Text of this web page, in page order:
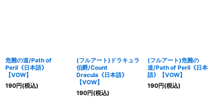
危難の道/Path of
Peril《日本語》
【VOW】
190円(税込)
(フルアート)ドラキュラ
伯爵/Count
Dracula《日本語》
【VOW】
190円(税込)
(フルアート)危難の
道/Path of Peril《日本
語》【VOW】
190円(税込)